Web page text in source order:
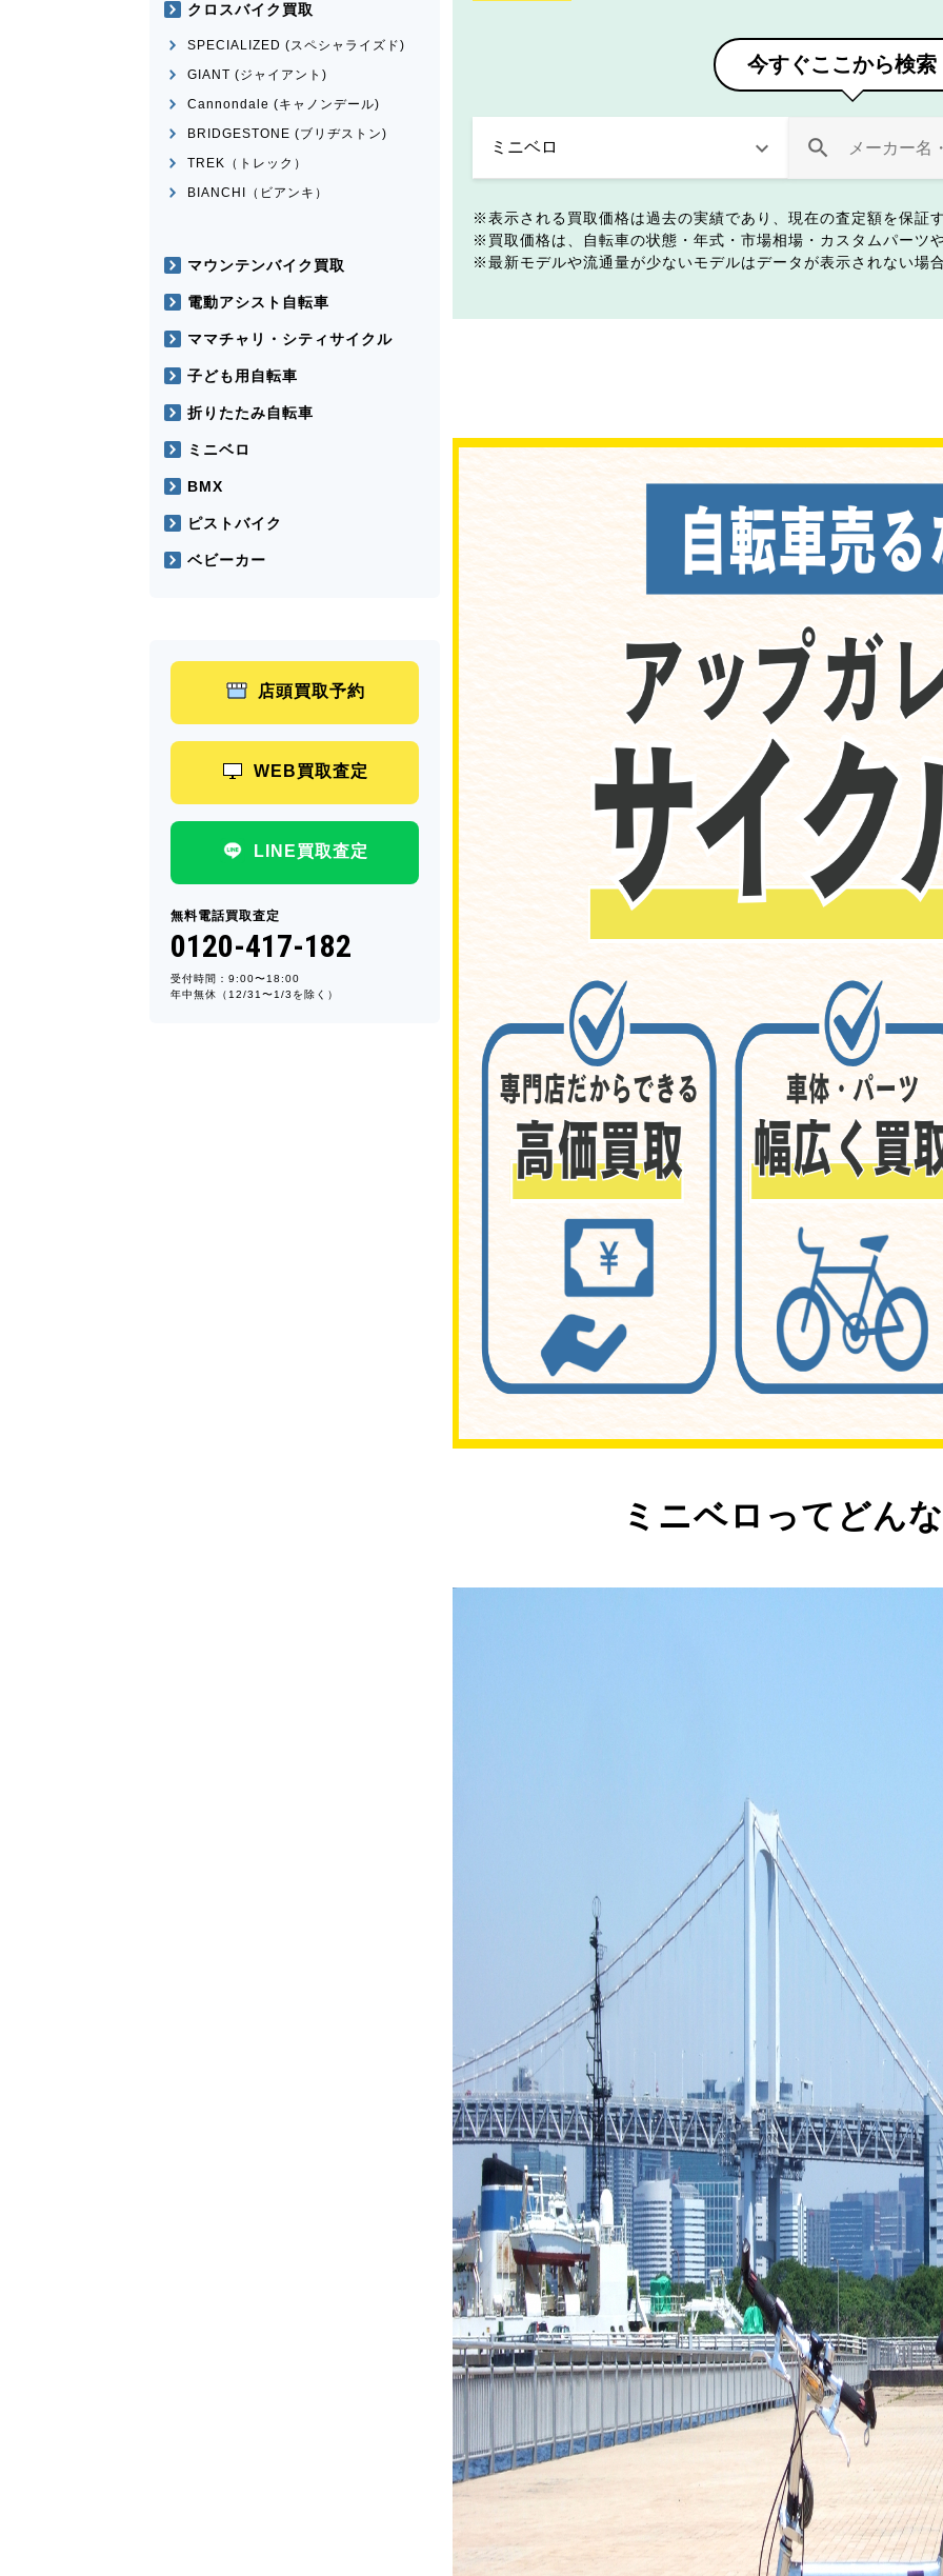
今すぐここから検索
表示される買取価格は過去の実績であり、現在の査定額を保証
買取価格は、自転車の状態・年式・市場相場・カスタムパーツ
最新モデルや流通量が少ないモデルはデータが表示されない場
ミニベロってどん
クロスバイク買取
SPECIALIZED (スペシャライズド)
GIANT (ジャイアント)
Cannondale (キャノンデール)
BRIDGESTONE (ブリヂストン)
TREK（トレック）
BIANCHI（ビアンキ）
マウンテンバイク買取
電動アシスト自転車
ママチャリ・シティサイクル
子ども用自転車
折りたたみ自転車
ミニベロ
BMX
ピストバイク
ベビーカー
店頭買取予約
WEB買取査定
LINE買取査定
無料電話買取査定
0120-417-182
受付時間：9:00〜18:00
年中無休（12/31〜1/3を除く）